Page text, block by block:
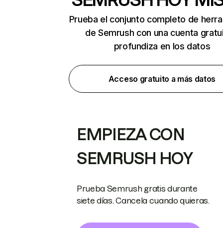
Prueba el conjunto completo de
de Semrush con una cuenta
profundiza en los datos
Acceso gratuito a más datos
EMPIEZA CON
SEMRUSH HOY
Prueba Semrush gratis durante
siete días. Cancela cuando quieras.